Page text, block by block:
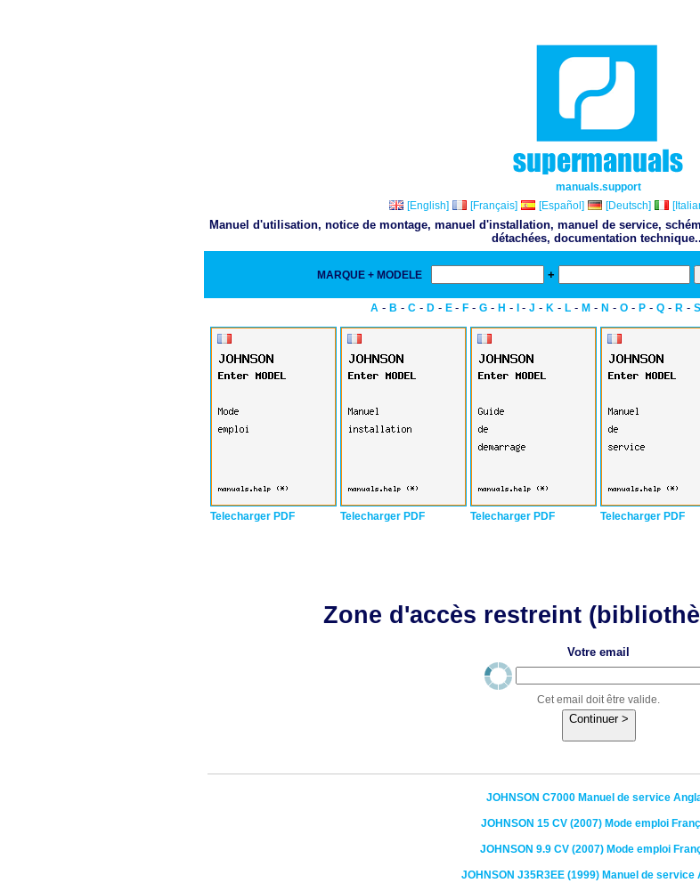
manuals.support
[English]
[Français] [Español] [Deutsch]
Manuel d'utilisation, notice de montage, manuel d'installation, manuel de service,
détachées, documentation
MARQUE + MODELE +
A - B - C - D - E - F - G - H - - J - K - L - M - N - O - P - Q - R - S
Telecharger PDF Telecharger PDF Telecharger PDF Telecharger PDF
Zone d'accès restreint
Votre email
Cet email doit être valide.
Continuer >
JOHNSON C7000Manuel de service
JOHNSON 15 CV (2007) Mode emploi
JOHNSON 9.9 CV (2007)Mode emploi
JOHNSON J35R3EE (1999) Manuel de service